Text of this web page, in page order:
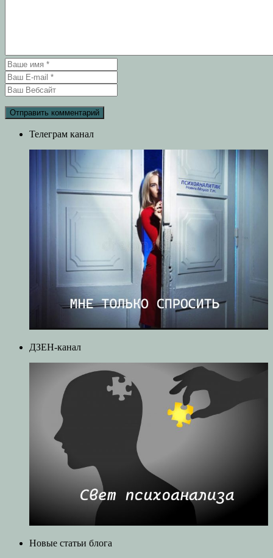
Телеграм канал
ДЗЕН-канал
Новые статьи блога